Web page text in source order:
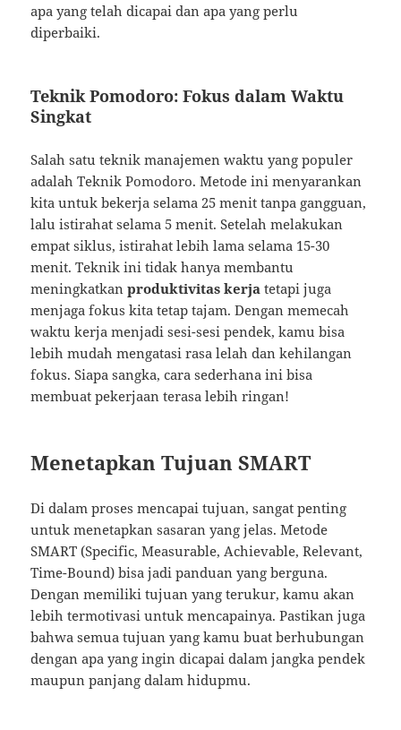
apa yang telah dicapai dan apa yang perlu
diperbaiki.
Teknik Pomodoro: Fokus dalam Waktu
Singkat
Salah satu teknik manajemen waktu yang populer
adalah Teknik Pomodoro. Metode ini menyarankan
kita untuk bekerja selama 25 menit tanpa gangguan,
lalu istirahat selama 5 menit. Setelah melakukan
empat siklus, istirahat lebih lama selama 15-30
menit. Teknik ini tidak hanya membantu
meningkatkanproduktivitas kerja tetapi juga
menjaga fokus kita tetap tajam. Dengan memecah
waktu kerja menjadi sesi-sesi pendek, kamu bisa
lebih mudah mengatasi rasa lelah dan kehilangan
fokus. Siapa sangka, cara sederhana ini bisa
membuat pekerjaan terasa lebih ringan!
Menetapkan Tujuan SMART
Di dalam proses mencapai tujuan, sangat penting
untuk menetapkan sasaran yang jelas. Metode
SMART (Specific, Measurable, Achievable, Relevant,
Time-Bound) bisa jadi panduan yang berguna.
Dengan memiliki tujuan yang terukur, kamu akan
lebih termotivasi untuk mencapainya. Pastikan juga
bahwa semua tujuan yang kamu buat berhubungan
dengan apa yang ingin dicapai dalam jangka pendek
maupun panjang dalam hidupmu.